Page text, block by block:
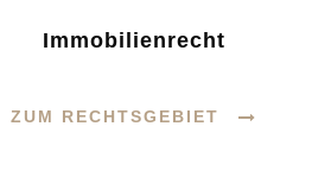
Immobilienrecht
ZUM RECHTSGEBIET